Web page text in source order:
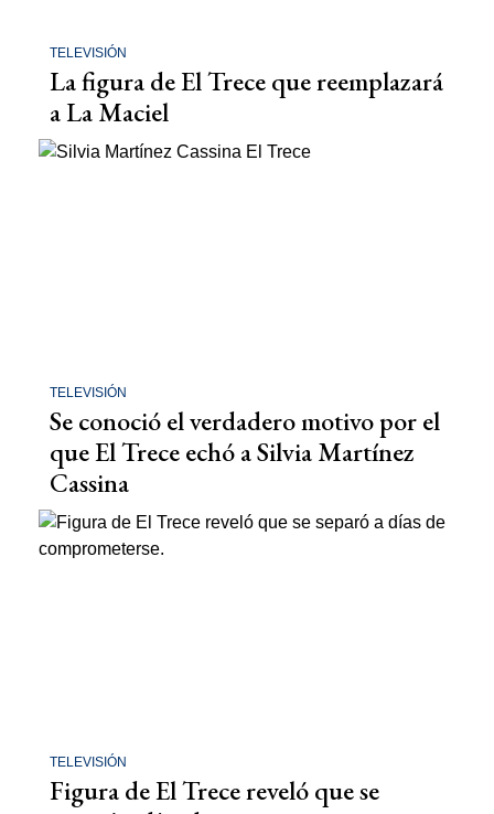
TELEVISIÓN
La figura de El Trece que reemplazará
a La Maciel
TELEVISIÓN
Se conoció el verdadero motivo por el
que El Trece echó a Silvia Martínez
Cassina
TELEVISIÓN
Figura de El Trece reveló que se